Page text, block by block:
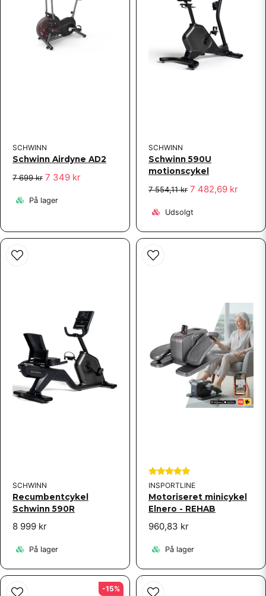
Send spørgsmål
SCHWINN
Schwinn Airdyne AD2
7 699 kr 7 349 kr
På lager
SCHWINN
Schwinn 590U
motionscykel
7 554,11 kr 7 482,69 kr
Udsolgt
SCHWINN
Recumbentcykel
Schwinn 590R
8 999 kr
På lager
INSPORTLINE
Motoriseret minicykel
Elnero - REHAB
960,83 kr
På lager
-15%